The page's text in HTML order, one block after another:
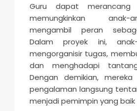
Guru dapat merancang
memungkinkan
mengambil peran
Dalam proyek ini,
mengorganisir tugas,
dan menghadapi
Dengan demikian,
pengalaman langsung
menjadi pemimpin yang